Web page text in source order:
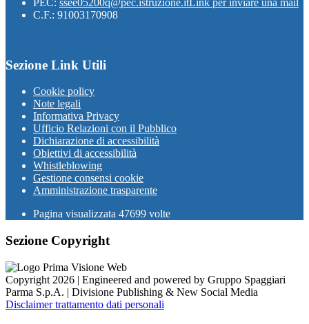
PEC: ssee05200q@pec.istruzione.itLink per inviare una mail
C.F.: 91003170908
Sezione Link Utili
Cookie policy
Note legali
Informativa Privacy
Ufficio Relazioni con il Pubblico
Dichiarazione di accessibilità
Obiettivi di accessibilità
Whistleblowing
Gestione consensi cookie
Amministrazione trasparente
Pagina visualizzata 47699 volte
Sezione Copyright
Copyright 2026 | Engineered and powered by Gruppo Spaggiari
Parma S.p.A. | Divisione Publishing & New Social Media
Disclaimer trattamento dati personali